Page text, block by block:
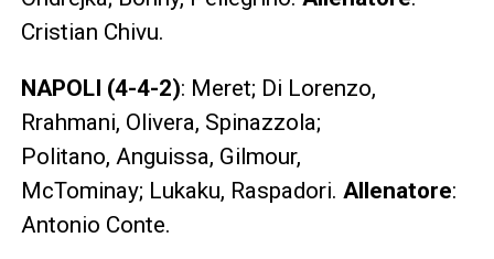
Cristian Chivu.
NAPOLI (4-4-2): Meret; Di Lorenzo,
Rrahmani, Olivera, Spinazzola;
Politano, Anguissa, Gilmour,
McTominay; Lukaku, Raspadori. Allenatore:
Antonio Conte.